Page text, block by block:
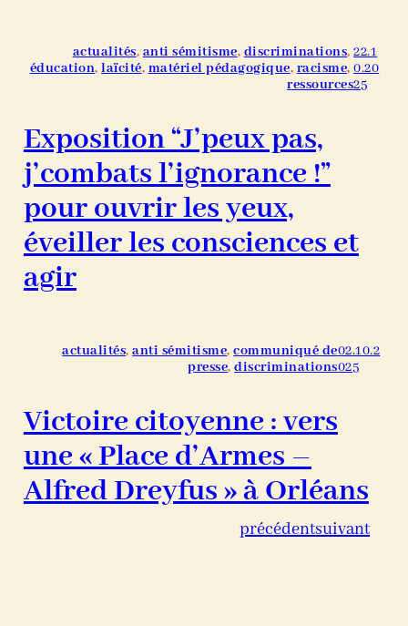
actualités, anti sémitisme, discriminations ,
éducation, laïcité, matériel pédagogique, racisme ,
ressources
22.1
0.20
25
Exposition “J’peux pas,
j’combats l’ignorance !”
pour ouvrir les yeux,
éveiller les consciences et
agir
actualités, anti sémitisme, communiqué de
presse, discriminations
02.10.2
025
Victoire citoyenne : vers
une « Place d’Armes –
Alfred Dreyfus » à Orléans
précédentsuivant